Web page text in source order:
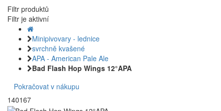
Filtr produktů
Filtr je aktivní
Minipivovary - lednice
svrchně kvašené
APA - American Pale Ale
Bad Flash Hop Wings 12°APA
Pokračovat v nákupu
140167